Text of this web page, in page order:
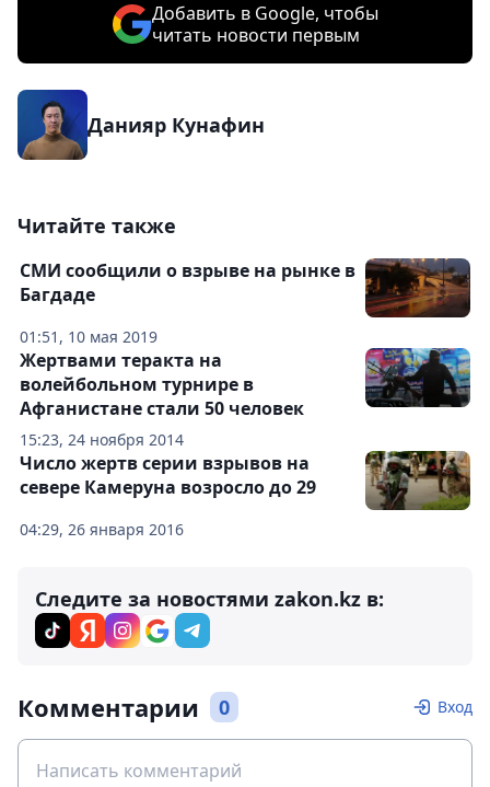
Добавить в Google, чтобы
читать новости первым
Данияр Кунафин
Читайте также
01:51, 10 мая 2019
СМИ сообщили о взрыве на рынке в
Багдаде
15:23, 24 ноября 2014
Жертвами теракта на
волейбольном турнире в
Афганистане стали 50 человек
04:29, 26 января 2016
Число жертв серии взрывов на
севере Камеруна возросло до 29
Следите за новостями zakon.kz в:
Комментарии 0 Вход